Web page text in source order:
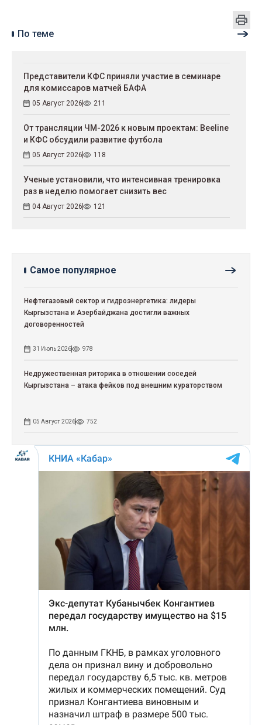
По теме
Представители КФС приняли участие в семинаре
для комиссаров матчей БАФА
05 Август 2026 211
От трансляции ЧМ-2026 к новым проектам: Beeline
и КФС обсудили развитие футбола
05 Август 2026 118
Ученые установили, что интенсивная тренировка
раз в неделю помогает снизить вес
04 Август 2026 121
Самое популярное
Нефтегазовый сектор и гидроэнергетика: лидеры
Кыргызстана и Азербайджана достигли важных
договоренностей
31 Июль 2026 978
Недружественная риторика в отношении соседей
Кыргызстана – атака фейков под внешним кураторством
05 Август 2026 752